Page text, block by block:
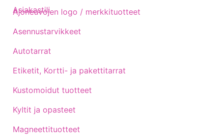
Ajoneuvojen logo / merkkituotteet
Asennustarvikkeet
Autotarrat
Etiketit, Kortti- ja pakettitarrat
Kustomoidut tuotteet
Kyltit ja opasteet
Magneettituotteet
Asiakastili